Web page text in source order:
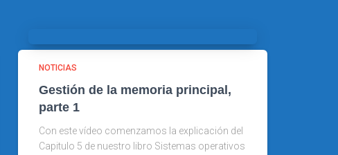
NOTICIAS
Gestión de la memoria principal,
parte 1
Con este vídeo comenzamos la explicación del
Capitulo 5 de nuestro libro Sistemas operativos